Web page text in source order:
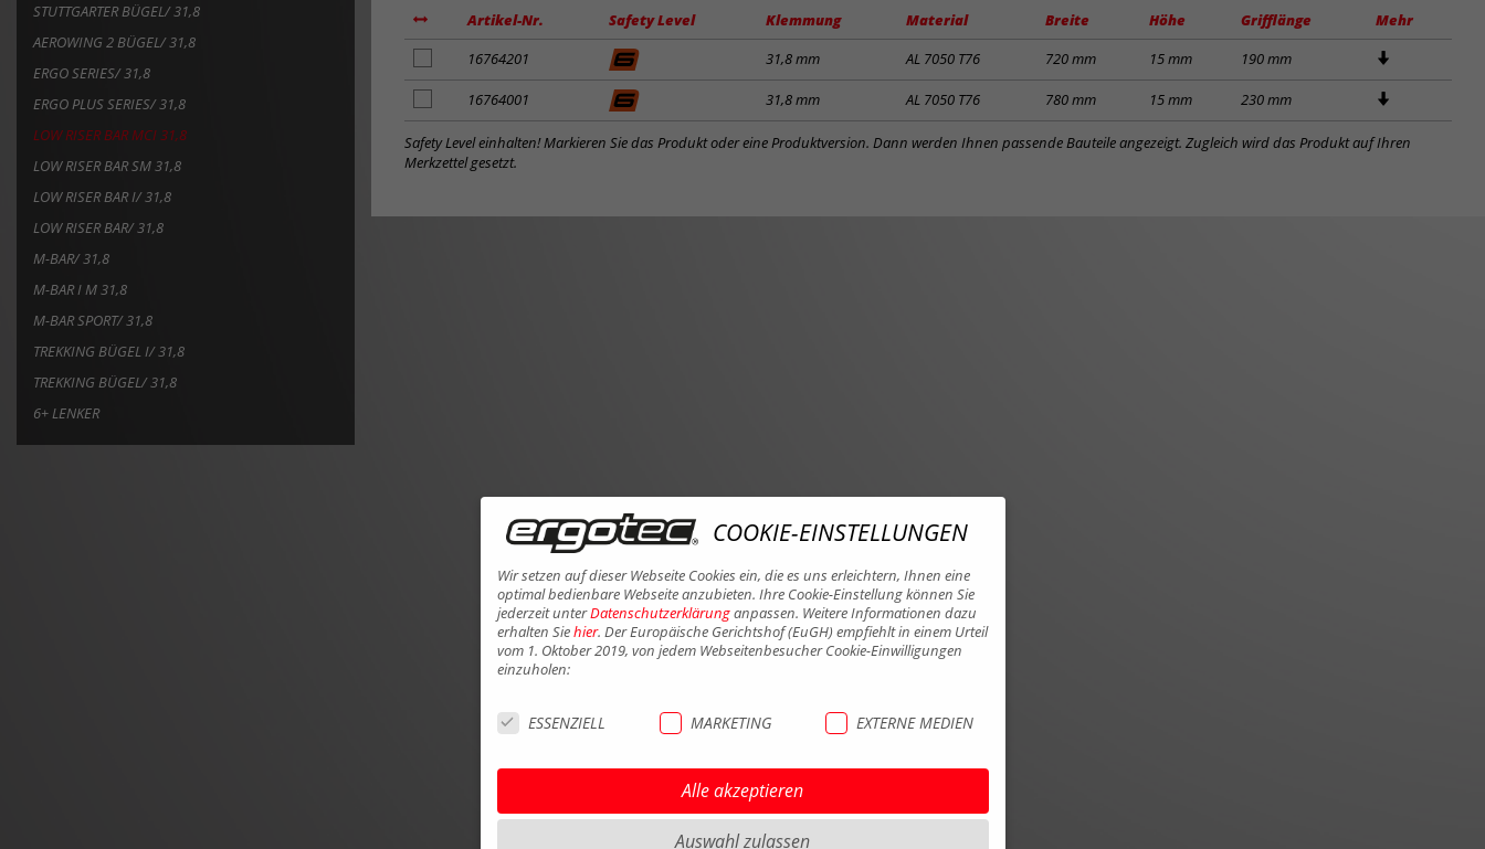
STUTTGARTER BÜGEL/ 31,8
AEROWING 2 BÜGEL/ 31,8
ERGO SERIES/ 31,8
ERGO PLUS SERIES/ 31,8
LOW RISER BAR MCI 31,8
LOW RISER BAR SM 31,8
LOW RISER BAR I/ 31,8
LOW RISER BAR/ 31,8
M-BAR/ 31,8
M-BAR I M 31,8
M-BAR SPORT/ 31,8
TREKKING BÜGEL I/ 31,8
TREKKING BÜGEL/ 31,8
6+ LENKER
Artikel-Nr. Safety Level Klemmung Material Breite Höhe Grifflänge
Mehr
zum
Merkzettel
hinzufügen
16764201 31,8 mm AL 7050 T76 720 mm 15 mm 190 mm
zum
Merkzettel
hinzufügen
16764001 31,8 mm AL 7050 T76 780 mm 15 mm 230 mm
Safety Level einhalten! Markieren Sie das Produkt oder eine Produktversion. Dann werden Ihnen passende Bauteile angezeigt. Zugleich wird das Produkt auf Ihren
Merkzettel gesetzt.
COOKIE-EINSTELLUNGEN
Wir setzen auf dieser Webseite Cookies ein, die es uns erleichtern, Ihnen eine
optimal bedienbare Webseite anzubieten. Ihre Cookie-Einstellung können Sie
jederzeit unterDatenschutzerklärunganpassen. Weitere Informationen dazu
erhalten Siehier. Der Europäische Gerichtshof (EuGH) empfiehlt in einem Urteil
vom 1. Oktober 2019, von jedem Webseitenbesucher Cookie-Einwilligungen
einzuholen:
ESSENZIELL MARKETING EXTERNE MEDIEN
Alle akzeptieren
Auswahl zulassen